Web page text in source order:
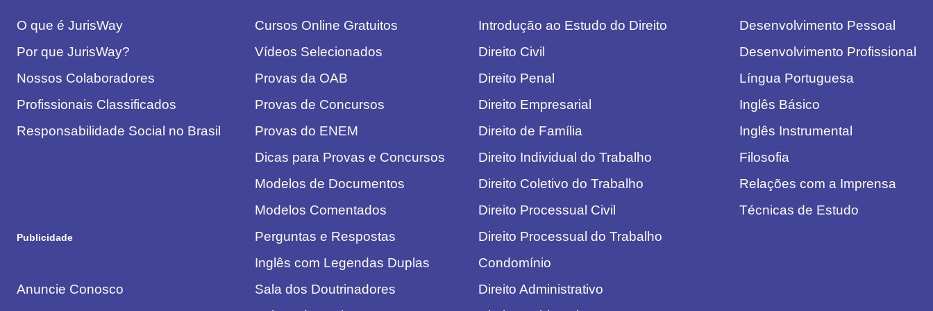
O que é JurisWay
Por que JurisWay?
Nossos Colaboradores
Profissionais Classificados
Responsabilidade Social no Brasil
Publicidade
Anuncie Conosco
Cursos Online Gratuitos
Vídeos Selecionados
Provas da OAB
Provas de Concursos
Provas do ENEM
Dicas para Provas e Concursos
Modelos de Documentos
Modelos Comentados
Perguntas e Respostas
Inglês com Legendas Duplas
Sala dos Doutrinadores
Introdução ao Estudo do Direito
Direito Civil
Direito Penal
Direito Empresarial
Direito de Família
Direito Individual do Trabalho
Direito Coletivo do Trabalho
Direito Processual Civil
Direito Processual do Trabalho
Condomínio
Direito Administrativo
Desenvolvimento Pessoal
Desenvolvimento Profissional
Língua Portuguesa
Inglês Básico
Inglês Instrumental
Filosofia
Relações com a Imprensa
Técnicas de Estudo